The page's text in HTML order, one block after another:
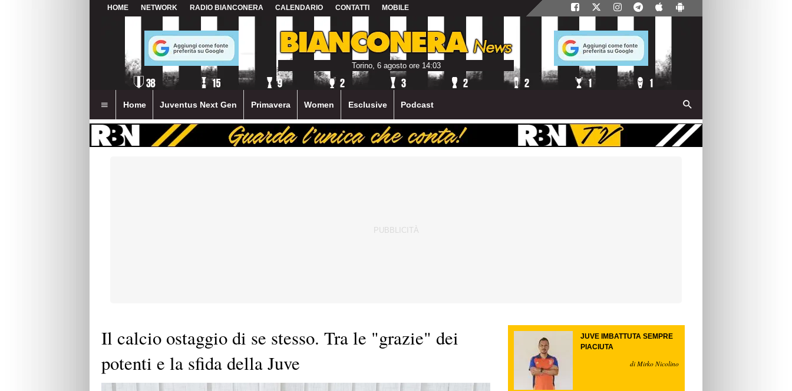
HOME NETWORK RADIO BIANCONERA CALENDARIO CONTATTI MOBILE
Torino, 6 agosto ore 14:03
Home Juventus Next Gen Primavera Women Esclusive Podcast
Il calcio ostaggio di se stesso. Tra le "grazie" dei
potenti e la sfida della Juve
JUVE IMBATTUTA SEMPRE
PIACIUTA
di Mirko Nicolino